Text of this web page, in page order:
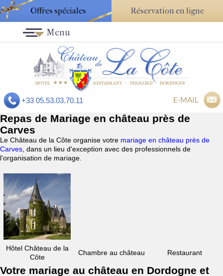
Offres spéciales Réservation en ligne
+33 05.53.03.70.11 E-MAIL
Menu
Repas de Mariage en château près de
Carves
Le Château de la Côte organise votre mariage en château près de
Carves , dans un lieu d'exception avec des professionnels de
l'organisation de mariage.
Hôtel Château de la
Côte
Chambre au château Restaurant
Votre mariage au château en Dordogne et